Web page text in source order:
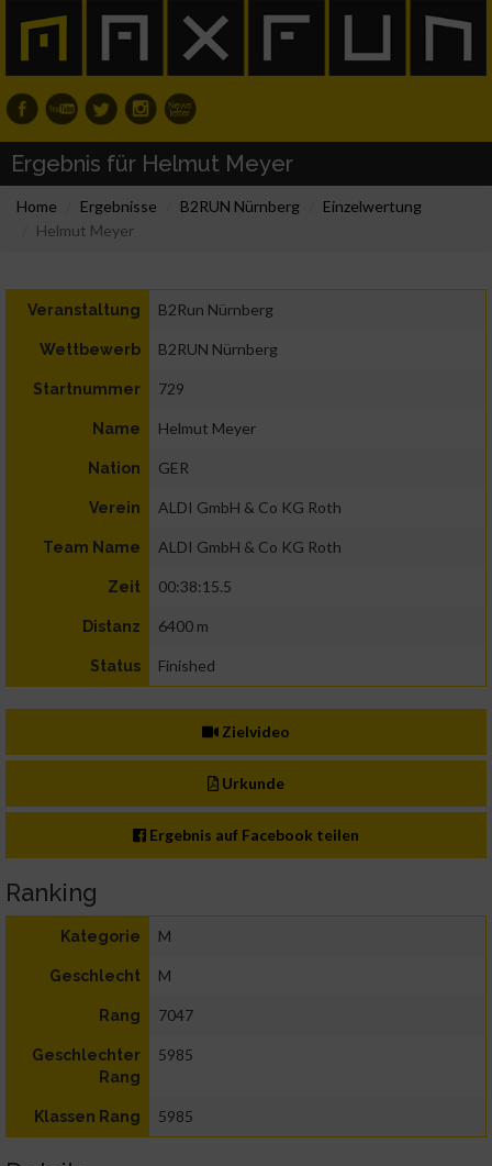
Ergebnis für Helmut Meyer
Home Ergebnisse B2RUN Nürnberg
Einzelwertung
Helmut Meyer
Veranstaltung B2Run Nürnberg
Wettbewerb B2RUN Nürnberg
Startnummer 729
Name Helmut Meyer
Nation GER
Verein ALDI GmbH & Co KG Roth
Team Name ALDI GmbH & Co KG Roth
Zeit 00:38:15.5
Distanz 6400 m
Status Finished
Zielvideo
Urkunde
Ergebnis auf Facebook teilen
Ranking
Kategorie M
Geschlecht M
Rang 7047
Geschlechter
Rang
5985
Klassen Rang 5985